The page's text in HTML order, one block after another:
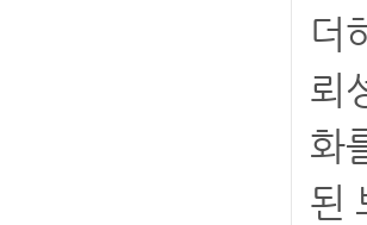
더
뢰
화
된